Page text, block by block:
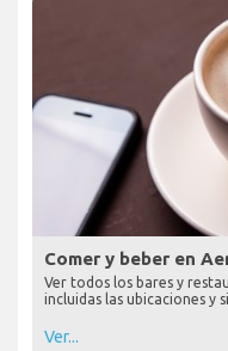
Comer y beber en
Ver todos los bares y
incluidas las ubicaciones y
Ver...